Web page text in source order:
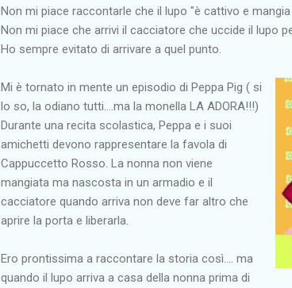
Non mi piace raccontarle che il lupo "è cattivo e mangia
Non mi piace che arrivi il cacciatore che uccide il lupo
Ho sempre evitato di arrivare a quel punto.
Mi è tornato in mente un episodio di Peppa Pig ( si
lo so, la odiano tutti....ma la monella LA ADORA!!!)
Durante una recita scolastica, Peppa e i suoi
amichetti devono rappresentare la favola di
Cappuccetto Rosso. La nonna non viene
mangiata ma nascosta in un armadio e il
cacciatore quando arriva non deve far altro che
aprire la porta e liberarla.
Ero prontissima a raccontare la storia così.... ma
quando il lupo arriva a casa della nonna prima di